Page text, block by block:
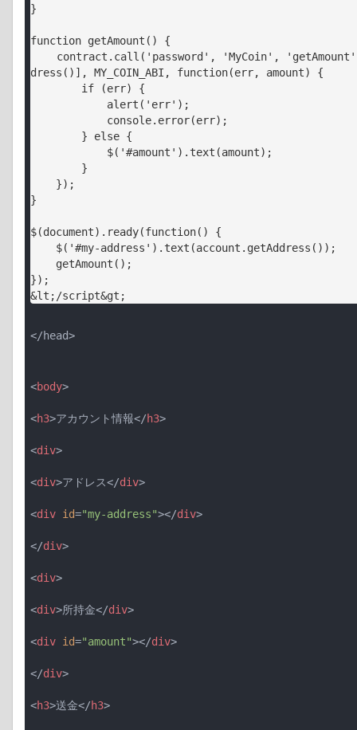
}
function getAmount() {
dress()], MY_COIN_ABI, function(err, amount) {
}
$(document).ready(function() {
});
</head>
<body>
<h3>アカウント情報</h3>
<div>
<div>アドレス</div>
<div id="my-address"></div>
</div>
<div>
<div>所持金</div>
<div id="amount"></div>
</div>
<h3>送金</h3>